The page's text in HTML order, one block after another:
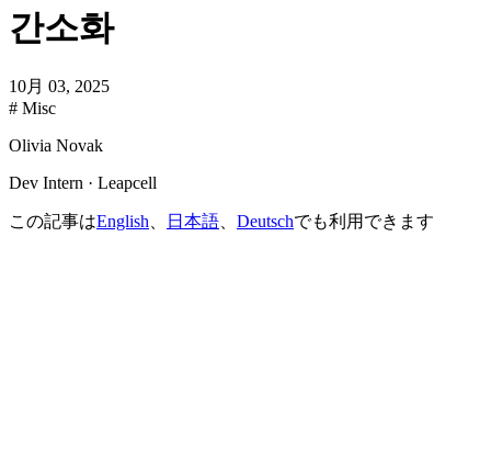
간소화
10月 03, 2025
# Misc
Olivia Novak
Dev Intern · Leapcell
この記事はEnglish 日本語 Deutschでも利用できます